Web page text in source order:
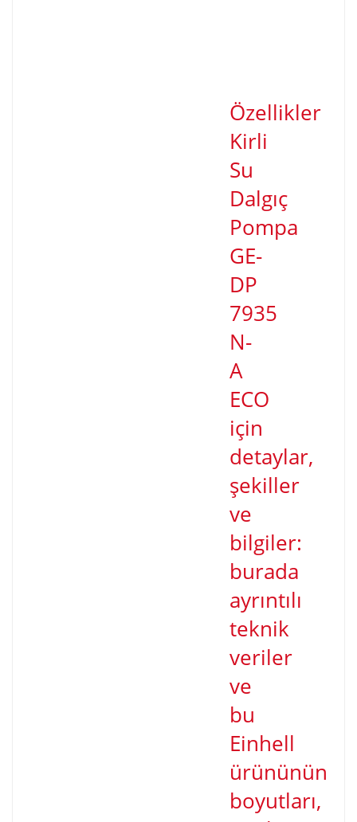
Özellikler
Kirli
Su
Dalgıç
Pompa
GE-
DP
7935
N-
A
ECO
için
detaylar,
şekiller
ve
bilgiler:
burada
ayrıntılı
teknik
veriler
ve
bu
Einhell
ürününün
boyutları,